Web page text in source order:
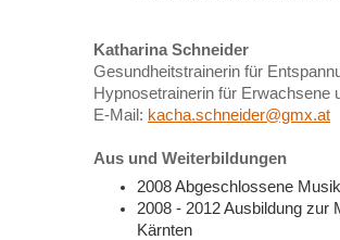
Katharina Schneider
Gesundheitstrainerin für
Hypnosetrainerin für Erwachsene
E-Mail: kacha.schneider@gmx.at
Aus und Weiterbildungen
2008 Abgeschlossene
2008 - 2012 Ausbildung zur
Kärnten